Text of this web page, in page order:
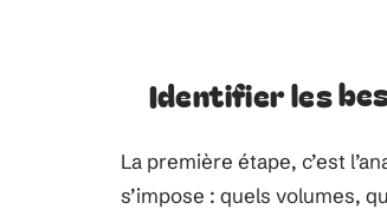
Identifier les
La première étape, c’est
s’impose : quels volumes,